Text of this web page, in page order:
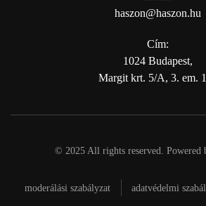
haszon@haszon.hu
Cím:
1024 Budapest,
Margit krt. 5/A, 3. em.
© 2025 All rights reserved. Powered
moderálási szabályzat adatvédelmi